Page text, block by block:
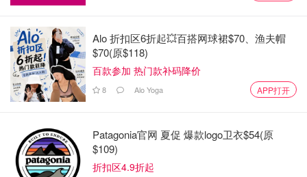
姓名
电话号码
电子邮件
房屋类型
主要住所地址
带有房产税单号的所有权证明（此号码可在您的市政房
产文件中找到）
Alo 折扣区6折起💥百搭网球裙$70、渔夫帽
$70(原$118)
百款参加 热门款补码降价
8 Alo Yoga APP打开
Patagonia官网 夏促 爆款logo卫衣$54(原
$109)
折扣区4.9折起